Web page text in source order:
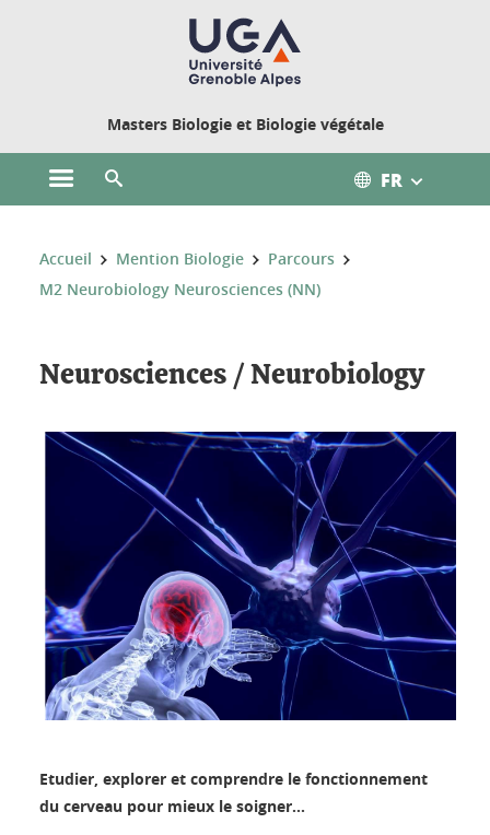
Masters Biologie et Biologie végétale
Ouvrir le menu principal FR
Vous êtes ici :
Accueil Mention Biologie
Parcours
M2 Neurobiology Neurosciences (NN)
Neurosciences / Neurobiology
Etudier, explorer et comprendre le fonctionnement
du cerveau pour mieux le soigner...